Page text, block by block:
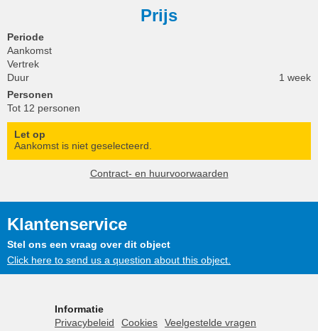
Prijs
Periode
Aankomst
Vertrek
Duur
1 week
Personen
Tot 12 personen
Let op
Aankomst is niet geselecteerd.
Contract- en huurvoorwaarden
Klantenservice
Stel ons een vraag over dit object
Click here to send us a question about this object.
Informatie
Privacybeleid
Cookies Veelgestelde vragen